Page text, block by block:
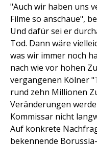
"Auch wir haben uns
Filme so anschaue",
Und dafür sei er
Tod. Dann wäre
was wir immer noch
nach wie vor hohen
vergangenen Kölner
rund zehn Millionen
Veränderungen
Kommissar nicht
Auf konkrete
bekennende